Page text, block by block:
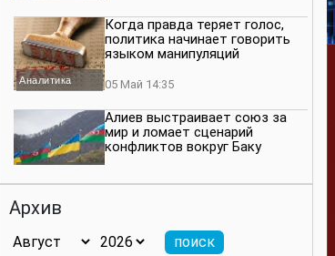
Аналитика
Когда правда теряет голос,
политика начинает говорить
языком манипуляций
05 Май 14:35
Алиев выстраивает союз за
мир и ломает сценарий
конфликтов вокруг Баку
значимость региона
Архив